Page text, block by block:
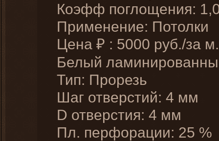
Коэфф поглощения:
Применение: Потолки
Цена ₽ : 5000 руб./за
Белый
Тип: Прорезь
Шаг отверстий: 4 мм
D отверстия: 4 мм
Пл. перфорации: 25 %